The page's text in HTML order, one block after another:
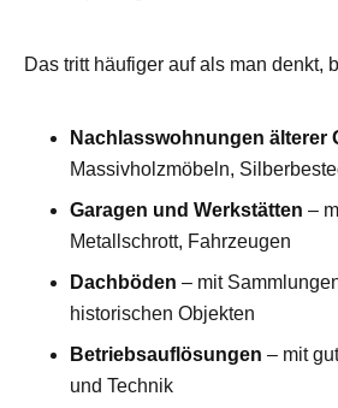
Das tritt häufiger auf als man denkt,
Nachlasswohnungen älterer
Massivholzmöbeln,
Garagen und Werkstätten –
Metallschrott, Fahrzeugen
Dachböden – mit
historischen Objekten
Betriebsauflösungen – mit
und Technik